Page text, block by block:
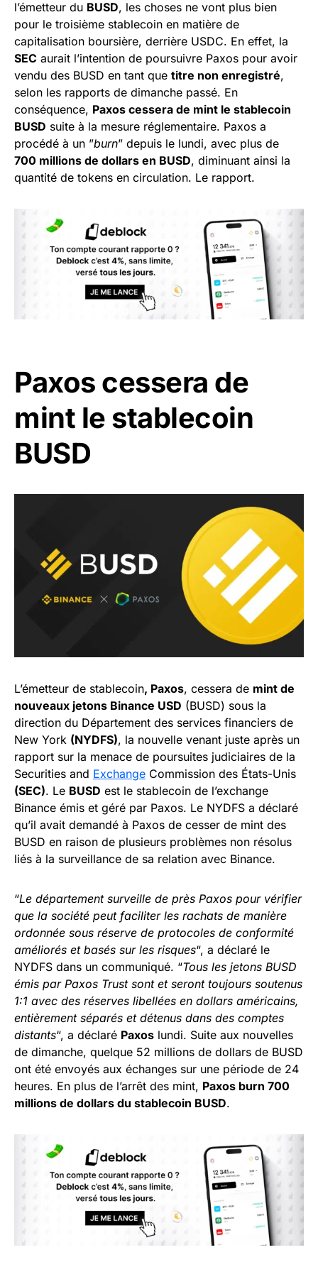
l’émetteur du BUSD, les choses ne vont plus bien
pour le troisième stablecoin en matière de
capitalisation boursière, derrière USDC. En effet, la
SEC aurait l’intention de poursuivre Paxos pour avoir
vendu des BUSD en tant que titre non enregistré,
selon les rapports de dimanche passé. En
conséquence, Paxos cessera de mint le stablecoin
BUSD suite à la mesure réglementaire. Paxos a
procédé à un ”burn” depuis le lundi, avec plus de
700 millions de dollars en BUSD, diminuant ainsi la
quantité de tokens en circulation. Le rapport.
Paxos cessera de
mint le stablecoin
BUSD
L’émetteur de stablecoin, Paxos, cessera de mint de
nouveaux jetons Binance USD (BUSD) sous la
direction du Département des services financiers de
New York (NYDFS), la nouvelle venant juste après un
rapport sur la menace de poursuites judiciaires de la
Securities and Exchange Commission des États-Unis
(SEC). Le BUSD est le stablecoin de l’exchange
Binance émis et géré par Paxos. Le NYDFS a déclaré
qu’il avait demandé à Paxos de cesser de mint des
BUSD en raison de plusieurs problèmes non résolus
liés à la surveillance de sa relation avec Binance.
“Le département surveille de près Paxos pour vérifier
que la société peut faciliter les rachats de manière
ordonnée sous réserve de protocoles de conformité
améliorés et basés sur les risques“, a déclaré le
NYDFS dans un communiqué. “Tous les jetons BUSD
émis par Paxos Trust sont et seront toujours soutenus
1:1 avec des réserves libellées en dollars américains,
entièrement séparés et détenus dans des comptes
distants“, a déclaré Paxos lundi. Suite aux nouvelles
de dimanche, quelque 52 millions de dollars de BUSD
ont été envoyés aux échanges sur une période de 24
heures. En plus de l’arrêt des mint, Paxos burn 700
millions de dollars du stablecoin BUSD.